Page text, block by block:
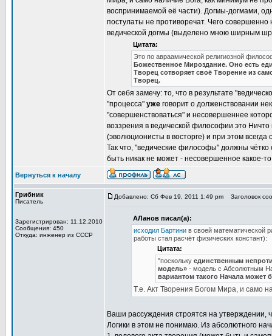
воспринимаемой её части). Догмы-догмами,
постулаты не противоречат. Чего совершенно
ведической догмы (выделено мною ширным
Цитата:
Это по авраамической религиозной
Божественное Мироздание. Оно есть
Творец сотворяет своё Творение из
Творец.
От себя замечу: то, что в результате
"процесса" уже говорит о долженствовании
"совершенствоваться" и несовершеннее
воззрения в ведической философии это
(эволюционисты в восторге) и при этом
Так что, "ведические философы" должны чётко
быть никак не может - несовершенное какое-
Вернуться к началу
Грибник
Писатель
Зарегистрирован: 11.12.2010
Сообщения: 450
Откуда: инженер из СССР
Добавлено: Сб Фев 19, 2011 1:49 pm Заголовок
АЛанов писал(а):
исходил Бартини в своей математической
работы стал расчёт физических констант):
Цитата:
"поскольку единственным
модель» - модель с Абсолютным
вариантом такого Начала может
Т.е. Акт Творения Богом Мира, и само
Ваши рассуждения строятся на
Логики в этом не понимаю. Из абсолютного